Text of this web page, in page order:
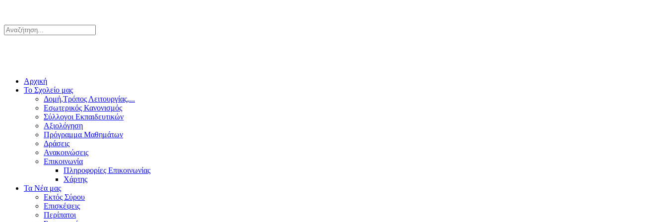
Αρχική
Το Σχολείο μας
Δομή,Τρόπος Λειτουργίας,...
Εσωτερικός Κανονισμός
Σύλλογοι Εκπαιδευτικών
Αξιολόγηση
Πρόγραμμα Μαθημάτων
Δράσεις
Ανακοινώσεις
Επικοινωνία
Πληροφορίες Επικοινωνίας
Χάρτης
Τα Νέα μας
Εκτός Σύρου
Επισκέψεις
Περίπατοι